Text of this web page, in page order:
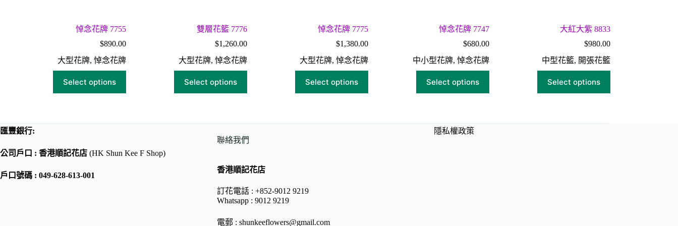
悼念花牌 7755
$890.00
大型花牌, 悼念花牌
Select options
雙層花籃 7776
$1,260.00
大型花牌, 悼念花牌
Select options
悼念花牌 7775
$1,380.00
大型花牌, 悼念花牌
Select options
悼念花牌 7747
$680.00
中小型花牌, 悼念花牌
Select options
大紅大紫 8833
$980.00
中型花籃, 開張花籃
Select options
匯豐銀行:
公司戶口 : 香港順記花店 (HK Shun Kee F Shop)
戶口號碼 : 049-628-613-001
聯絡我們
香港順記花店
訂花電話 : +852-9012 9219
Whatsapp : 9012 9219
電郵 : shunkeeflowers@gmail.com
隱私權政策